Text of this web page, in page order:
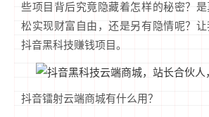
些项目背后究竟隐藏着怎样的秘密？
松实现财富自由，还是另有隐情呢？
抖音黑科技赚钱项目。
抖音镭射云端商城有什么用？